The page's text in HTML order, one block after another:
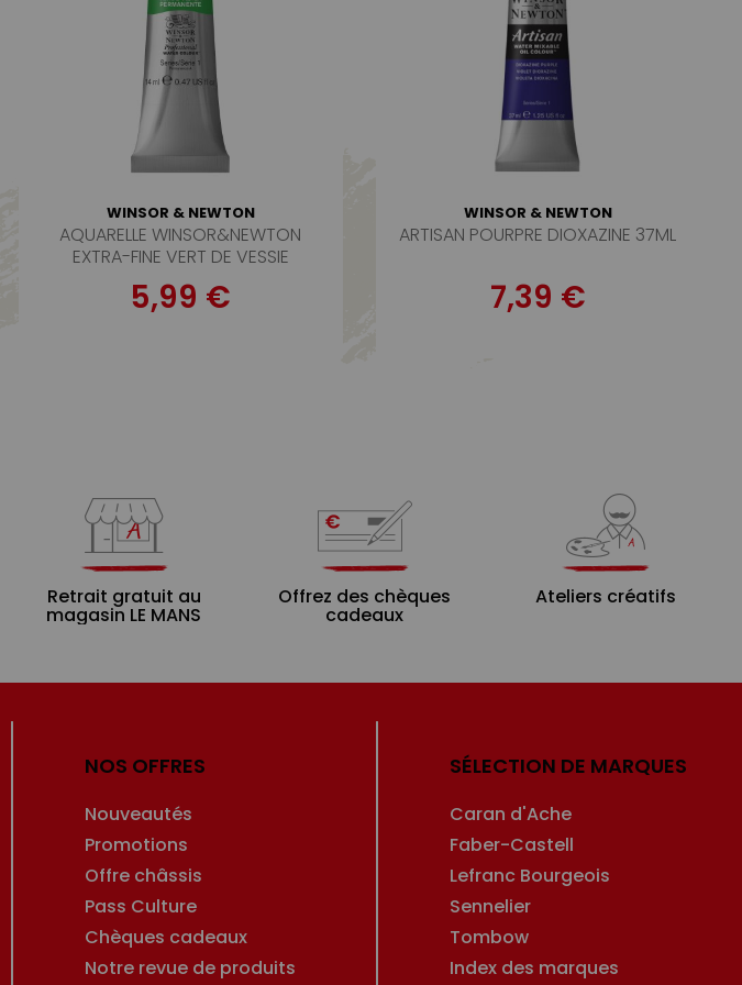
WINSOR & NEWTON
AQUARELLE WINSOR&NEWTON
EXTRA-FINE VERT DE VESSIE
PERMANENT SERIE1
5,99 €
WINSOR & NEWTON
ARTISAN POURPRE DIOXAZINE 37ML
7,39 €
Retrait gratuit au
magasin LE MANS
Offrez des chèques
cadeaux
Ateliers créatifs
NOS OFFRES
Nouveautés
Promotions
Offre châssis
Pass Culture
Chèques cadeaux
Notre revue de produits
SÉLECTION DE MARQUES
Caran d'Ache
Faber-Castell
Lefranc Bourgeois
Sennelier
Tombow
Index des marques